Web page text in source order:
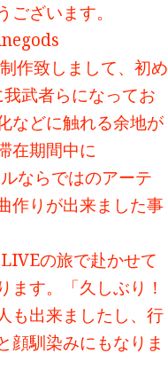
ざいます。
作致しまして、初め
武者らになってお
などに触れる余地が
在期間中に
ならではのアーテ
作りが出来ました事
の旅で赴かせて
す。「久しぶり！
も出来ましたし、行
顔馴染みにもなりま